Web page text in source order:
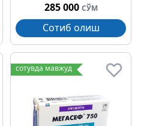
285 000 СЎМ
Сотиб олиш
сотувда мавжуд